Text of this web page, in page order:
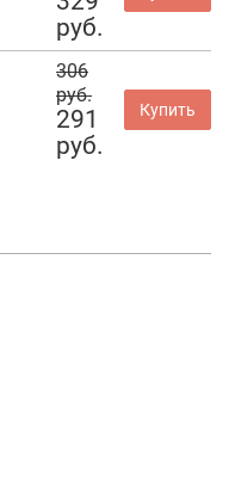
руб.
306
руб.
291
руб.
Купить